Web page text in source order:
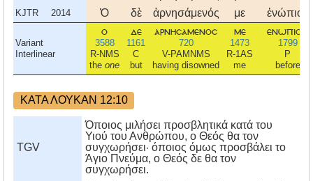
KJTR 2014 Ὁ δὲ ἀρνησάμενός με ἐνώπιον
Variant
Interlinear
ο
3588
R-NMS
the one
δε
1161
C
but
αρνησαμενοσ
720
V-PAMNMS
having disowned
με
1473
R-1AS
me
ενωπιον
1799
P
before
ΚΑΤΑ ΛΟΥΚΑΝ 12:10
TGV
Όποιος μιλήσει προσβλητικά κατά του
Υιού του Ανθρώπου, ο Θεός θα τον
συγχωρήσει· όποιος όμως προσβάλει το
Άγιο Πνεύμα, ο Θεός δε θα τον
συγχωρήσει.